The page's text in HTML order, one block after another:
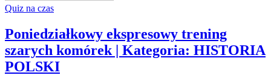
Quiz na czas
Poniedziałkowy ekspresowy trening
szarych komórek | Kategoria: HISTORIA
POLSKI